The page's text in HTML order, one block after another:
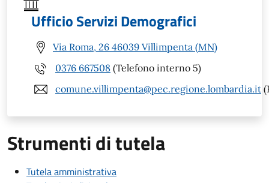
Ufficio Servizi Demografici
Via Roma, 26 46039 Villimpenta (MN)
0376 667508 (Telefono interno 5)
comune.villimpenta@pec.regione.lombardia.it
Strumenti di tutela
Tutela amministrativa